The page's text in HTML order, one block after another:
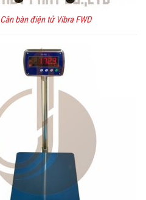
Cân bàn điện tử Vibra FWD